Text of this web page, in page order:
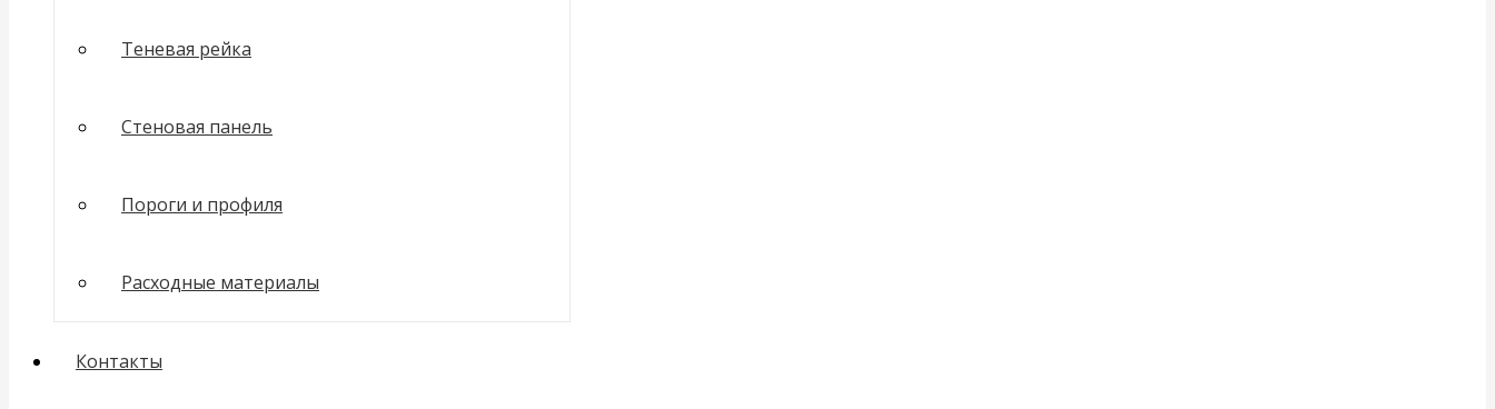
Теневая рейка
Стеновая панель
Пороги и профиля
Расходные материалы
Контакты